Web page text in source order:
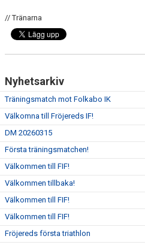
// Tränarna
Nyhetsarkiv
Träningsmatch mot Folkabo IK
Välkomna till Fröjereds IF!
DM 20260315
Första träningsmatchen!
Välkommen till FIF!
Välkommen tillbaka!
Välkommen till FIF!
Välkommen till FIF!
Fröjereds första triathlon